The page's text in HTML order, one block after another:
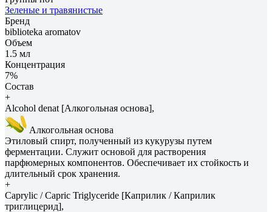
Зеленые и травянистые
Бренд
biblioteka aromatov
Объем
1.5 мл
Концентрация
7%
Состав
+
Alcohol denat [Алкогольная основа],
Алкогольная основа
Этиловый спирт, полученный из кукурузы путем
ферментации. Служит основой для растворения
парфюмерных компонентов. Обеспечивает их стойкость и
длительный срок хранения.
+
Caprylic / Capric Triglyceride [Каприлик / Каприлик
триглицерид],